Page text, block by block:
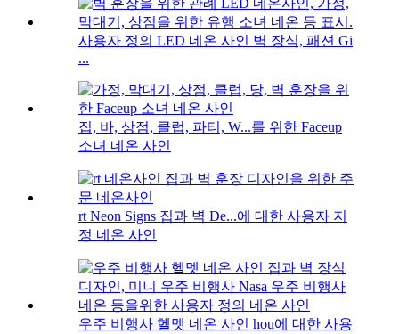
사용자 정의 LED 네온 사인 벽 장식, 패션 Gi
...
집, 바, 상점, 클럽, 파티, W...를 위한 Faceup
소녀 네온 사인
rt Neon Signs 집과 벽 De...에 대한 사용자 지
정 네온 사인
우주 비행사 헬멧 네온 사인 hou에 대한 사용